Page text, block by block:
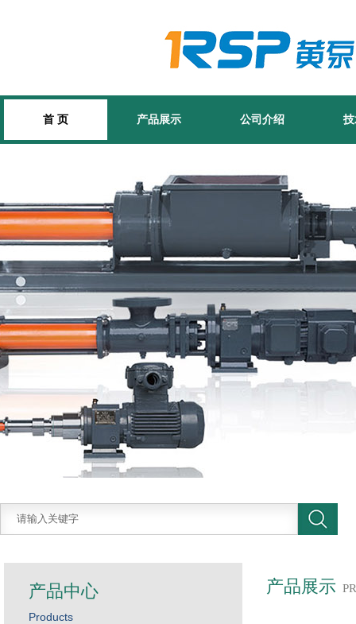
首 页 产品展示 公司介绍
产品展示
产品中心
Products